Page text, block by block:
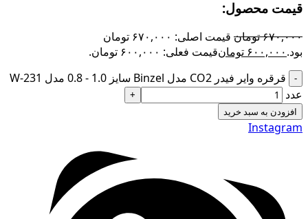
قیمت محصول:​
۶۷۰,۰۰۰تومان
قیمت اصلی: ۶۷۰,۰۰۰ تومان
بود.۶۰۰,۰۰۰ تومانقیمت فعلی: ۶۰۰,۰۰۰ تومان.
قرقره وایر فیدر CO2 مدل Binzel سایز 1.0 - 0.8 مدل W-231
عدد
افزودن به سبد خرید
Instagram